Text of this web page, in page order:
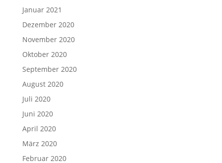
Januar 2021
Dezember 2020
November 2020
Oktober 2020
September 2020
August 2020
Juli 2020
Juni 2020
April 2020
März 2020
Februar 2020